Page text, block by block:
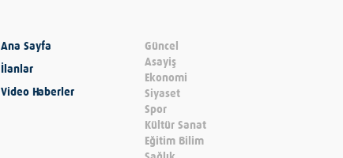
Ana Sayfa
İlanlar
Video Haberler
Güncel
Asayiş
Ekonomi
Siyaset
Spor
Kültür Sanat
Eğitim Bilim